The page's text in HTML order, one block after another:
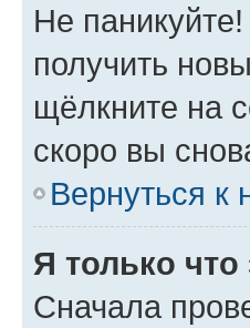
Не
получить
щёлкните на
скоро вы
Вернуться к
Я только что
Сначала